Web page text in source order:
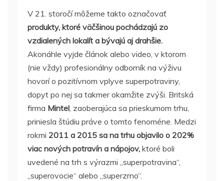
V 21. storočí môžeme takto označovať
produkty, ktoré väčšinou pochádzajú zo
vzdialených lokalít a bývajú aj drahšie.
Akonáhle vyjde článok alebo video, v ktorom
(nie vždy) profesionálny odborník na výživu
hovorí o pozitívnom vplyve superpotraviny,
dopyt po nej sa takmer okamžite zvýši. Britská
firma Mintel, zaoberajúca sa prieskumom trhu,
priniesla štúdiu práve o tomto fenoméne. Medzi
rokmi 2011 a 2015 sa na trhu objavilo o 202%
viac nových potravín a nápojov, ktoré boli
uvedené na trh s výrazmi „superpotravina“,
„superovocie“ alebo „superzrno“.